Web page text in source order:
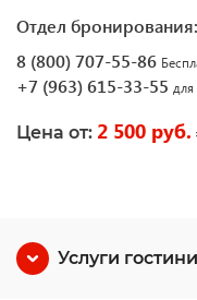
Отдел бронирования:
8 (800) 707-55-86
+7 (963) 615-33-55
Цена от: 2 500 руб.
Услуги